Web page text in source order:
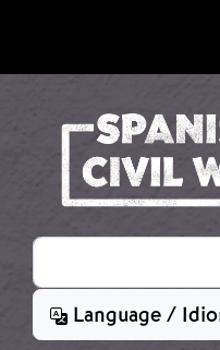
Search
Language /